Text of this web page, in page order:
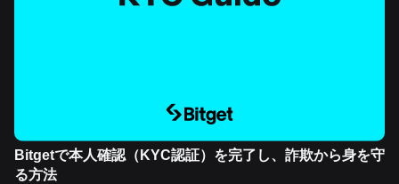
Bitgetで本人確認（KYC認証）を完了し、詐欺から身を守
る方法